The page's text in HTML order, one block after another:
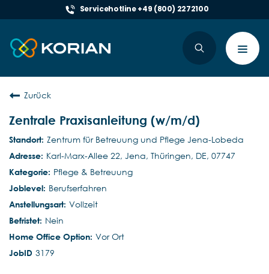
Servicehotline +49 (800) 2272100
Zurück
Zentrale Praxisanleitung (w/m/d)
Zentrum für Betreuung und Pflege Jena-Lobeda
Karl-Marx-Allee 22, Jena, Thüringen, DE, 07747
Pflege & Betreuung
Berufserfahren
Vollzeit
Nein
Vor Ort
3179